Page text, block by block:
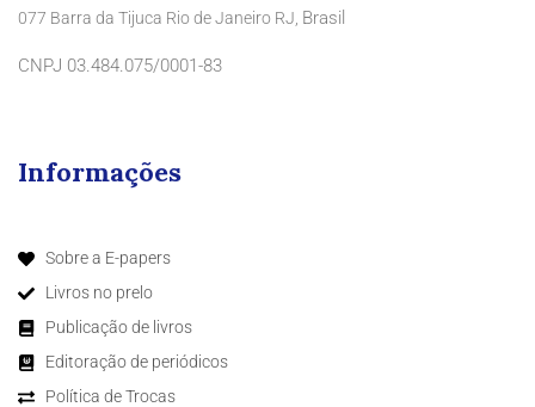
077 Barra da Tijuca Rio de Janeiro RJ, Brasil
CNPJ 03.484.075/0001-83
Informações
Sobre a E-papers
Livros no prelo
Publicação de livros
Editoração de periódicos
Política de Trocas